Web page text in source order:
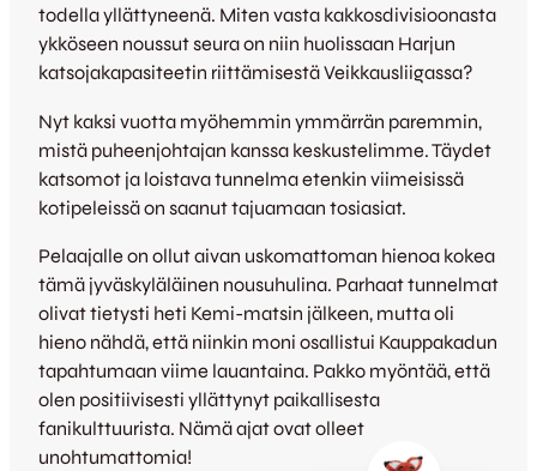
todella yllättyneenä. Miten vasta kakkosdivisioonasta
ykköseen noussut seura on niin huolissaan Harjun
katsojakapasiteetin riittämisestä Veikkausliigassa?
Nyt kaksi vuotta myöhemmin ymmärrän paremmin,
mistä puheenjohtajan kanssa keskustelimme. Täydet
katsomot ja loistava tunnelma etenkin viimeisissä
kotipeleissä on saanut tajuamaan tosiasiat.
Pelaajalle on ollut aivan uskomattoman hienoa kokea
tämä jyväskyläläinen nousuhulina. Parhaat tunnelmat
olivat tietysti heti Kemi-matsin jälkeen, mutta oli
hieno nähdä, että niinkin moni osallistui Kauppakadun
tapahtumaan viime lauantaina. Pakko myöntää, että
olen positiivisesti yllättynyt paikallisesta
fanikulttuurista. Nämä ajat ovat olleet
unohtumattomia!